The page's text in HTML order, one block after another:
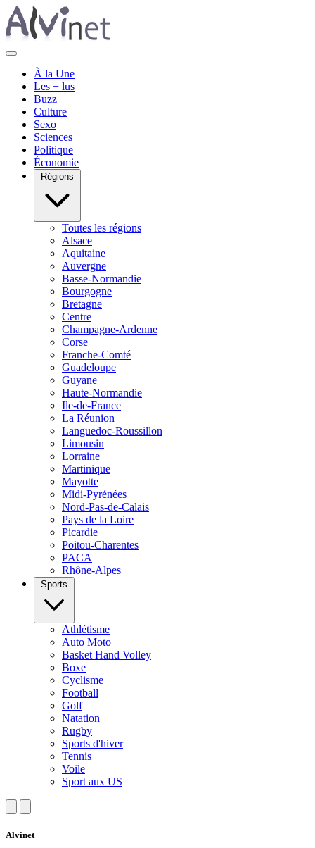
À la Une
Les + lus
Buzz
Culture
Sexo
Sciences
Politique
Économie
Régions
Toutes les régions
Alsace
Aquitaine
Auvergne
Basse-Normandie
Bourgogne
Bretagne
Centre
Champagne-Ardenne
Corse
Franche-Comté
Guadeloupe
Guyane
Haute-Normandie
Ile-de-France
La Réunion
Languedoc-Roussillon
Limousin
Lorraine
Martinique
Mayotte
Midi-Pyrénées
Nord-Pas-de-Calais
Pays de la Loire
Picardie
Poitou-Charentes
PACA
Rhône-Alpes
Sports
Athlétisme
Auto Moto
Basket Hand Volley
Boxe
Cyclisme
Football
Golf
Natation
Rugby
Sports d'hiver
Tennis
Voile
Sport aux US
Alvinet